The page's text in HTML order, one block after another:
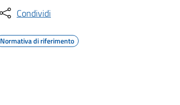
Condividi
Normativa di riferimento